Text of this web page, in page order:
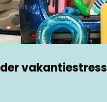
vakantiestress